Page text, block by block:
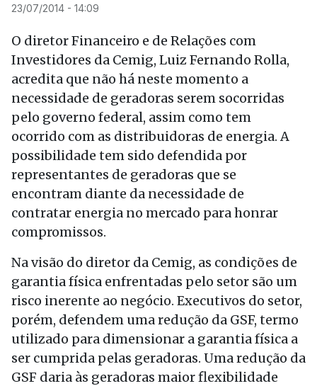
23/07/2014 - 14:09
O diretor Financeiro e de Relações com
Investidores da Cemig, Luiz Fernando Rolla,
acredita que não há neste momento a
necessidade de geradoras serem socorridas
pelo governo federal, assim como tem
ocorrido com as distribuidoras de energia. A
possibilidade tem sido defendida por
representantes de geradoras que se
encontram diante da necessidade de
contratar energia no mercado para honrar
compromissos.
Na visão do diretor da Cemig, as condições de
garantia física enfrentadas pelo setor são um
risco inerente ao negócio. Executivos do setor,
porém, defendem uma redução da GSF, termo
utilizado para dimensionar a garantia física a
ser cumprida pelas geradoras. Uma redução da
GSF daria às geradoras maior flexibilidade